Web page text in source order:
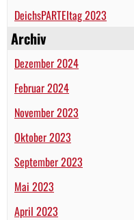
DeichsPARTEItag 2023
Archiv
Dezember 2024
Februar 2024
November 2023
Oktober 2023
September 2023
Mai 2023
April 2023